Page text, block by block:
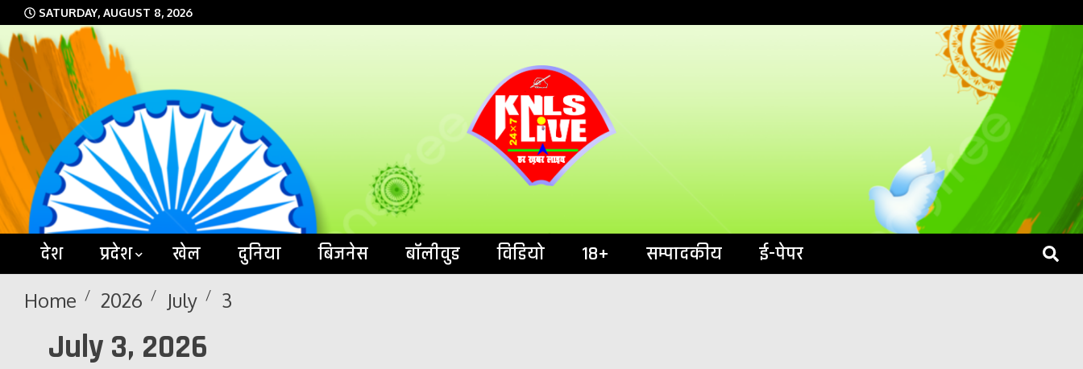
Skip
to
content
SATURDAY, AUGUST 8, 2026
KNLS LIVE
देश प्रदेश खेल दुनिया बिजनेस बॉलीवुड विडियो 18+ सम्पादकीय ई-पेपर
Home 2026 July 3
July 3, 2026